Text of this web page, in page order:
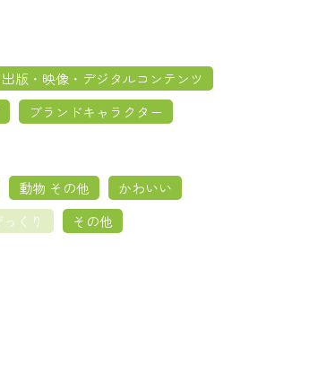
出版・映像・デジタルコンテンツ
ブランドキャラクター
動物 その他
かわいい
っくり その他